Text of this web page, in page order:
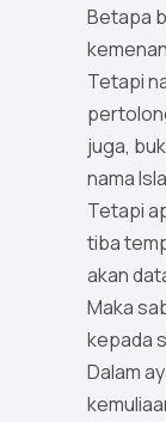
Betapa
Tetapi
juga,
nama
Tetapi
tiba
akan
Maka
kepada
Dalam